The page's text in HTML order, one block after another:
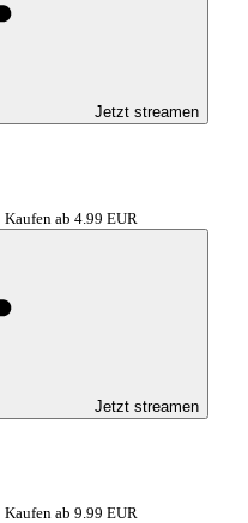
Jetzt streamen
Kaufen ab 4.99 EUR
Jetzt streamen
Kaufen ab 9.99 EUR